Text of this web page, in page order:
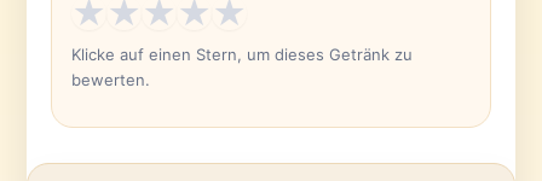
★★★★★
Klicke auf einen Stern, um dieses Getränk zu
bewerten.